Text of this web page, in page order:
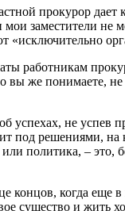
прокурор
заместители не
«исключительно
работникам
же понимаете, не
не успев
под решениями,
политика, –
концов, когда еще
существо и жить